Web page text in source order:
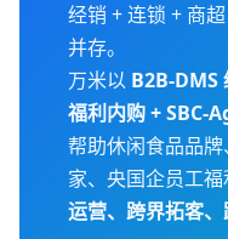
经销 + 连锁 + 商
并存。
万米以 B2B-DMS
福利内购 + SBC-
帮助休闲食品品
家、央国企员工
运营、跨界拓客